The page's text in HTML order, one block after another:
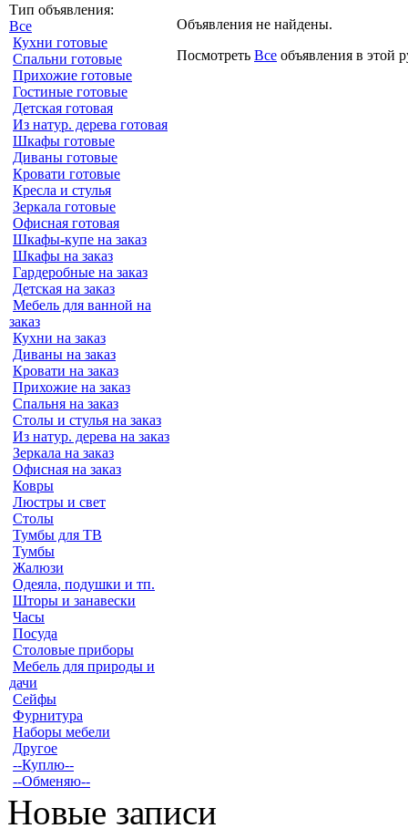
Тип объявления:
Все
Кухни готовые
Спальни готовые
Прихожие готовые
Гостиные готовые
Детская готовая
Из натур. дерева готовая
Шкафы готовые
Диваны готовые
Кровати готовые
Кресла и стулья
Зеркала готовые
Офисная готовая
Шкафы-купе на заказ
Шкафы на заказ
Гардеробные на заказ
Детская на заказ
Мебель для ванной на
заказ
Кухни на заказ
Диваны на заказ
Кровати на заказ
Прихожие на заказ
Спальня на заказ
Столы и стулья на заказ
Из натур. дерева на заказ
Зеркала на заказ
Офисная на заказ
Ковры
Люстры и свет
Столы
Тумбы для ТВ
Тумбы
Жалюзи
Одеяла, подушки и тп.
Шторы и занавески
Часы
Посуда
Столовые приборы
Мебель для природы и
дачи
Сейфы
Фурнитура
Наборы мебели
Другое
--Куплю--
--Обменяю--
Объявления не найдены.
Посмотреть Все объявления в этой
Новые записи